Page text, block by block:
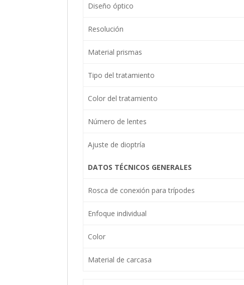
Diseño óptico
Resolución
Material prismas
Tipo del tratamiento
Color del tratamiento
Número de lentes
Ajuste de dioptría
DATOS TÉCNICOS GENERALES
Rosca de conexión para trípodes
Enfoque individual
Color
Material de carcasa